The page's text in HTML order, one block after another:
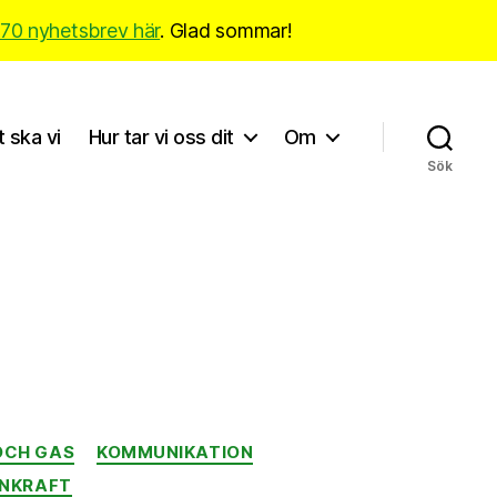
nyhetsbrev här. Glad sommar!
ska vi Hur tar vi oss dit Om
Sök
GAS
KOMMUNIKATION